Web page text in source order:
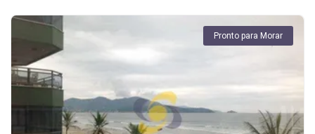
Pronto para Morar